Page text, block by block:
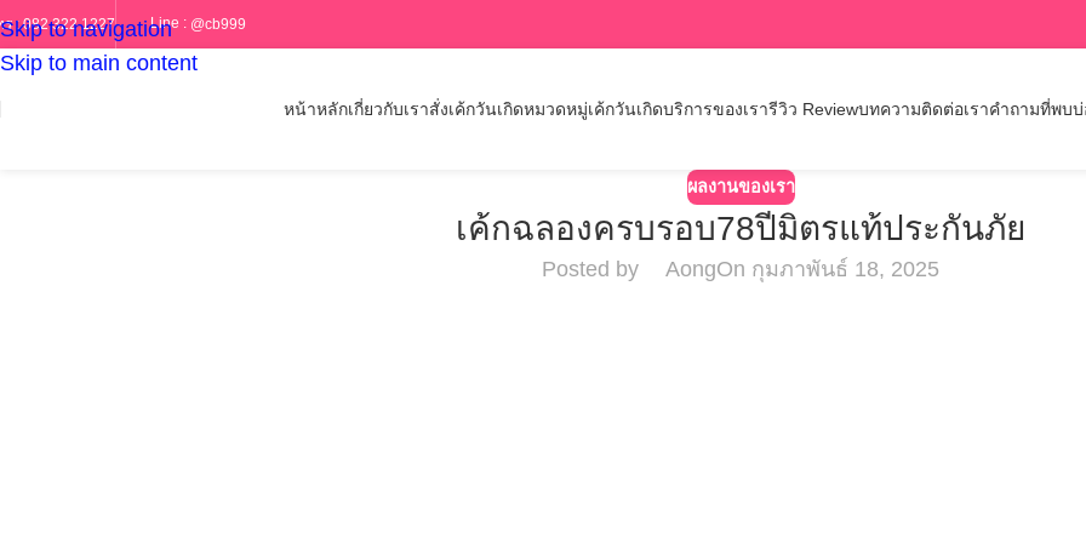
Skip to navigation
Skip to main content
ร : 082 322 1227 Line : @cb999
หน้าหลักเกี่ยวกับเราสั่งเค้กวันเกิดหมวดหมู่เค้กวันเกิดบริการของเรารีวิว Reviewบทความติดต่อเราคำถามที่พบบ่
ผลงานของเรา
เค้กฉลองครบรอบ78ปีมิตรแท้ประกันภัย
Posted by AongOn กุมภาพันธ์ 18, 2025